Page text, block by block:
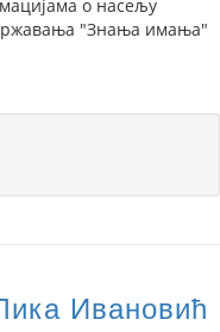
о насељу
"Знања имања"
Ивановић